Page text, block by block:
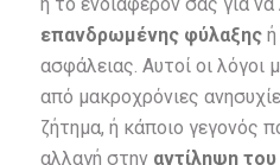
επανδρωμένης φύλαξηςή
ασφάλειας. Αυτοί οι λόγοι
από μακροχρόνιες
ζήτημα, ή κάποιο γεγονός
αλλαγή στην αντίληψη